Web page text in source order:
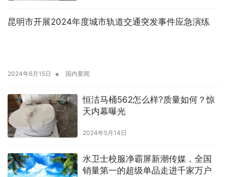
昆明市开展2024年度城市轨道交通突发事件应急演练
2024年6月15日 • 国内要闻
恒洁马桶562怎么样?质量如何？惊
天内幕曝光
2024年5月14日
水卫士校服净霸屏新潮传媒，全国
销量第一的超级单品走进千家万户